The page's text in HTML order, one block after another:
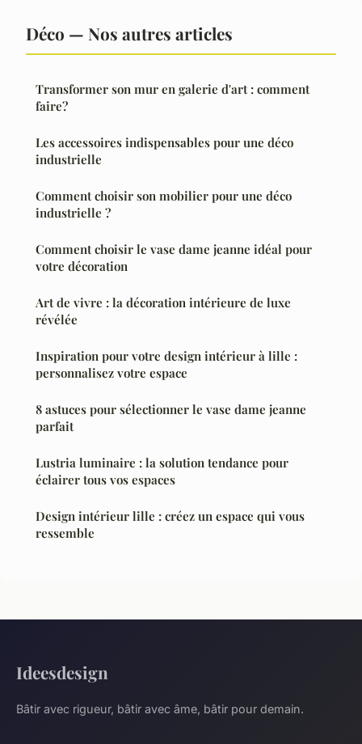
Déco — Nos autres articles
Transformer son mur en galerie d'art : comment
faire?
Les accessoires indispensables pour une déco
industrielle
Comment choisir son mobilier pour une déco
industrielle ?
Comment choisir le vase dame jeanne idéal pour
votre décoration
Art de vivre : la décoration intérieure de luxe
révélée
Inspiration pour votre design intérieur à lille :
personnalisez votre espace
8 astuces pour sélectionner le vase dame jeanne
parfait
Lustria luminaire : la solution tendance pour
éclairer tous vos espaces
Design intérieur lille : créez un espace qui vous
ressemble
Ideesdesign
Bâtir avec rigueur, bâtir avec âme, bâtir pour demain.